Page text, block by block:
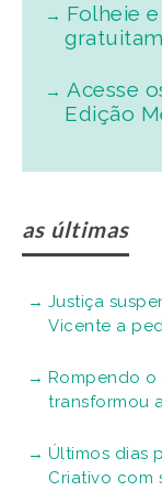
Folheie
Acesse
Edição
as últimas
Justiça
Vicente a
Rompendo
transformou
Últimos dias
Criativo com